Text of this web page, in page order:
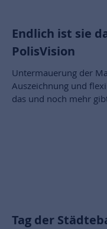
Endlich ist sie
PolisVision
Untermauerung der
Auszeichnung und
das und noch mehr
Tag der